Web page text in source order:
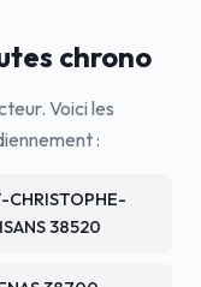
chrono
Voici les
:
CHRISTOPHE-
38520